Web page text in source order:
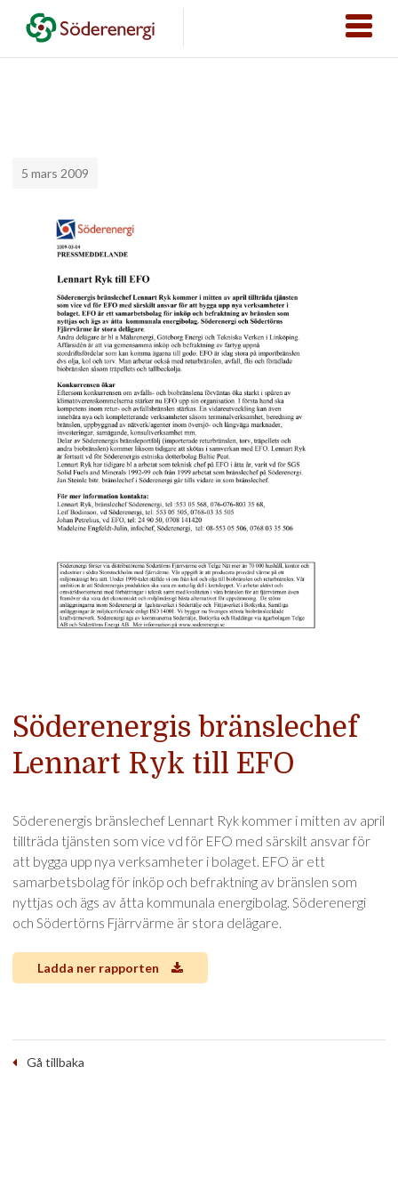
5 mars 2009
Söderenergis bränslechef
Lennart Ryk till EFO
Söderenergis bränslechef Lennart Ryk kommer i mitten av april
tillträda tjänsten som vice vd för EFO med särskilt ansvar för
att bygga upp nya verksamheter i bolaget. EFO är ett
samarbetsbolag för inköp och befraktning av bränslen som
nyttjas och ägs av åtta kommunala energibolag. Söderenergi
och Södertörns Fjärrvärme är stora delägare.
Ladda ner rapporten
Gå tillbaka